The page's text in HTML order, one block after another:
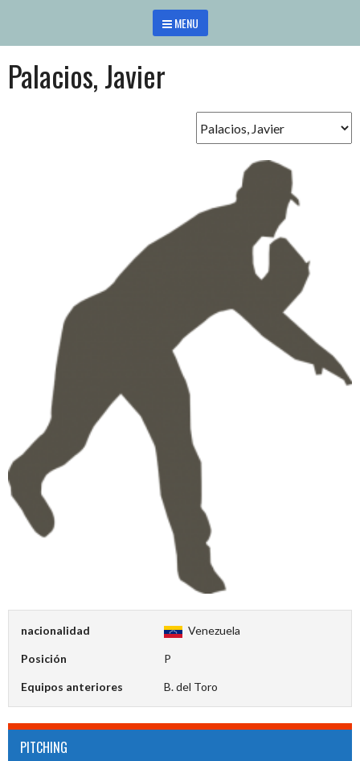
contenido
MENU
Palacios, Javier
nacionalidad Venezuela
Posición P
Equipos anteriores B. del Toro
PITCHING